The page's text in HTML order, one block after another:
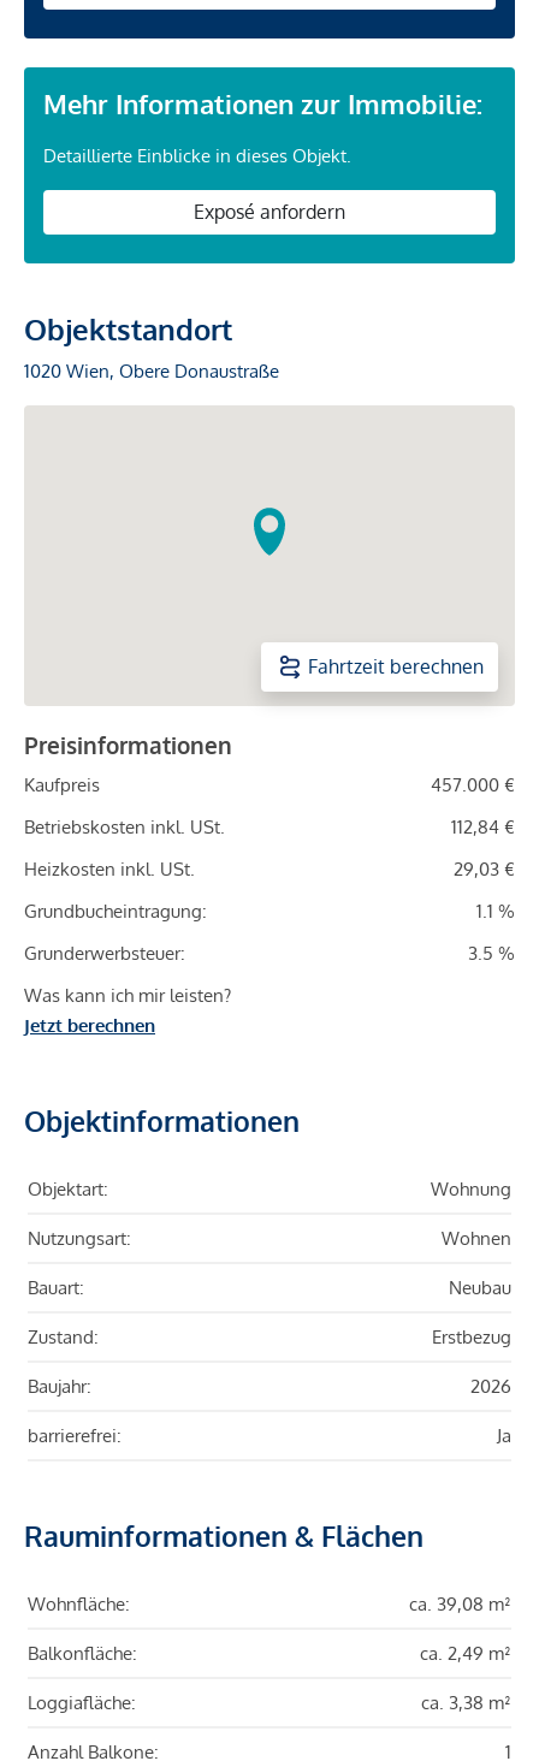
Mehr Informationen zur Immobilie:
Detaillierte Einblicke in dieses Objekt.
Exposé anfordern
Objektstandort
1020 Wien, Obere Donaustraße
Fahrtzeit berechnen
Preisinformationen
Kaufpreis
457.000 €
Betriebskosten inkl. USt.
112,84 €
Heizkosten inkl. USt.
29,03 €
Grundbucheintragung:
1.1 %
Grunderwerbsteuer:
3.5 %
Was kann ich mir leisten?
Jetzt berechnen
Objektinformationen
Objektart: Wohnung
Nutzungsart: Wohnen
Bauart: Neubau
Zustand: Erstbezug
Baujahr: 2026
barrierefrei: Ja
Rauminformationen & Flächen
Wohnfläche: ca. 39,08 m²
Balkonfläche: ca. 2,49 m²
Loggiafläche: ca. 3,38 m²
Anzahl Balkone: 1